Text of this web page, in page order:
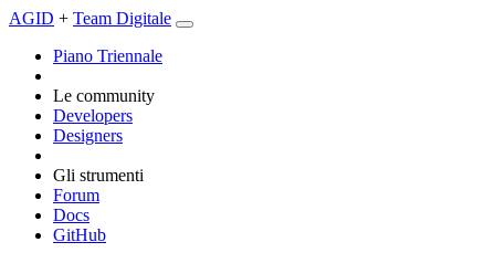
AGID + Team Digitale
Piano Triennale
Le community
Developers
Designers
Gli strumenti
Forum
Docs
GitHub